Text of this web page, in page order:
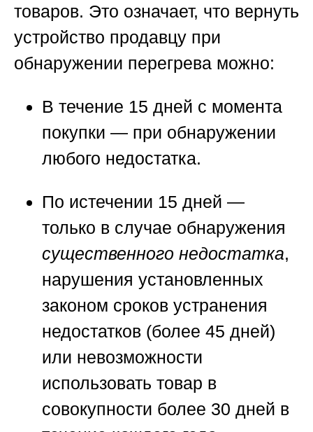
товаров. Это означает, что вернуть
устройство продавцу при
обнаружении перегрева можно:
В течение 15 дней с момента
покупки — при обнаружении
любого недостатка.
По истечении 15 дней —
только в случае обнаружения
существенного недостатка,
нарушения установленных
законом сроков устранения
недостатков (более 45 дней)
или невозможности
использовать товар в
совокупности более 30 дней в